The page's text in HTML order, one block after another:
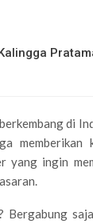
di
memberikan
yang ingin
Bergabung